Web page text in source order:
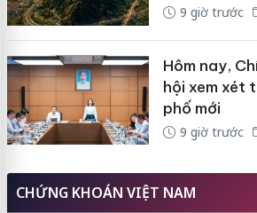
9 giờ trước
Hôm nay,
hội xem xét
phố mới
9 giờ trước
CHỨNG KHOÁN VIỆT NAM